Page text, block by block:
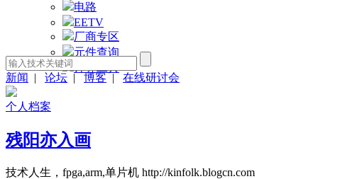
电路
EETV
厂商专区
元件查询
计算工具
新闻
| 论坛 | 博客 | 在线研讨会
个人档案
残阳亦入画
技术人生，fpga,arm,单片机 http://kinfolk.blogcn.com